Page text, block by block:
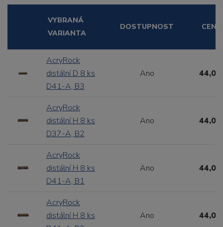
VYBRANÁ
VARIANTA
DOSTUPNOST CENA
AcryRock
distální D 8 ks
D41-A, B3
Ano 44,00
AcryRock
distální H 8 ks
D37-A, B2
Ano 44,00
AcryRock
distální H 8 ks
D41-A, B1
Ano 44,00
AcryRock
distální H 8 ks
Ano 44,00